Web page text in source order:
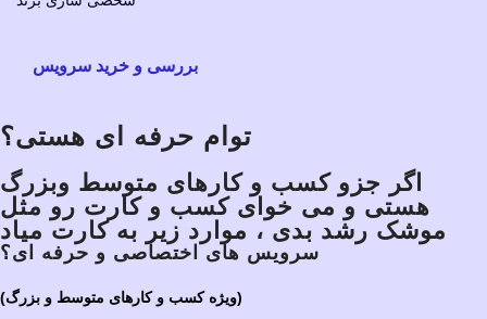
بررسی و خرید سرویس
توام حرفه ای هستی؟
اگر جزو کسب و کارهای متوسط وبزرگ
هستی و می خوای کسب و کارت رو مثل
موشک رشد بدی ، موارد زیر به کارت میاد
سرویس های اختصاصی و حرفه ای؟
(ویژه کسب و کارهای متوسط و بزرگ)